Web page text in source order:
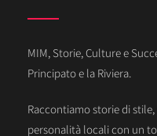
MIM, Storie, Culture e
Principato e la Riviera.
Raccontiamo storie di
personalità locali con un